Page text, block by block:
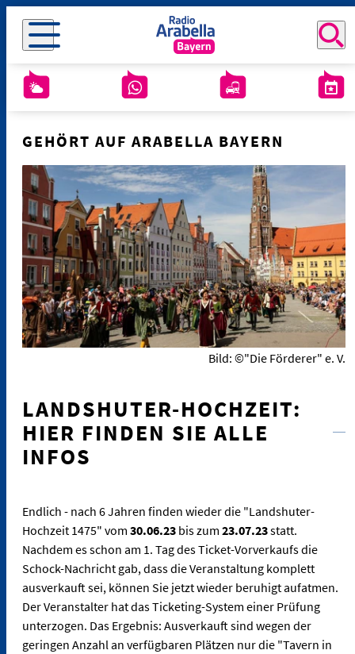
GEHÖRT AUF ARABELLA BAYERN
Bild: ©"Die Förderer" e. V.
LANDSHUTER-HOCHZEIT:
HIER FINDEN SIE ALLE
INFOS
Endlich - nach 6 Jahren finden wieder die "Landshuter-
Hochzeit 1475" vom 30.06.23 bis zum 23.07.23statt.
Nachdem es schon am 1. Tag des Ticket-Vorverkaufs die
Schock-Nachricht gab, dass die Veranstaltung komplett
ausverkauft sei, können Sie jetzt wieder beruhigt aufatmen.
Der Veranstalter hat das Ticketing-System einer Prüfung
unterzogen. Das Ergebnis: Ausverkauft sind wegen der
geringen Anzahl an verfügbaren Plätzen nur die "Tavern in